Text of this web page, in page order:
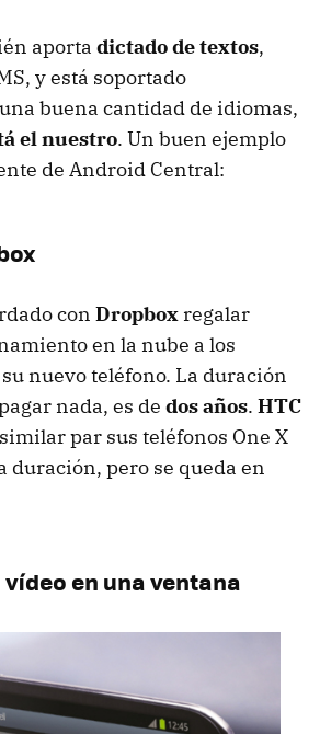
aporta dictado de textos,
, y está soportado
buena cantidad de idiomas,
el nuestro. Un buen ejemplo
de Android Central:
con Dropbox regalar
en la nube a los
nuevo teléfono. La duración
nada, es de dos años. HTC
par sus teléfonos One X
duración, pero se queda en
en una ventana